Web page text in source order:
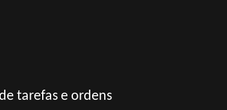
tarefas e ordens